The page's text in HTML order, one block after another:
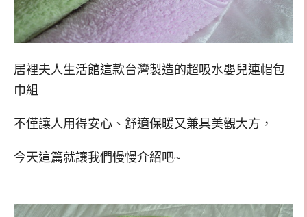
居裡夫人生活館這款台灣製造的超吸水嬰兒連帽包
巾組
不僅讓人用得安心、舒適保暖又兼具美觀大方，
今天這篇就讓我們慢慢介紹吧~